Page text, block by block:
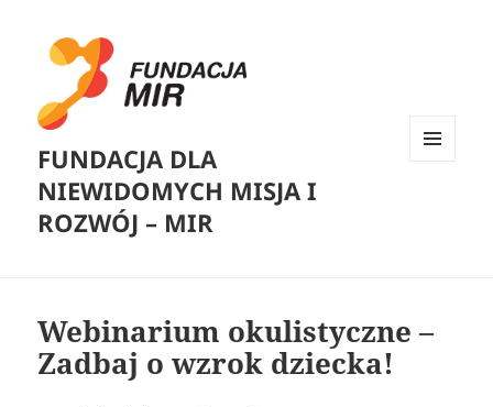
FUNDACJA DLA
NIEWIDOMYCH MISJA I
ROZWÓJ – MIR
Webinarium okulistyczne –
Zadbaj o wzrok dziecka!